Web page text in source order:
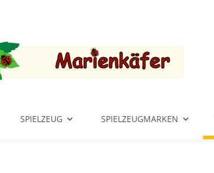
SPIELZEUG SPIELZEUGMARKEN